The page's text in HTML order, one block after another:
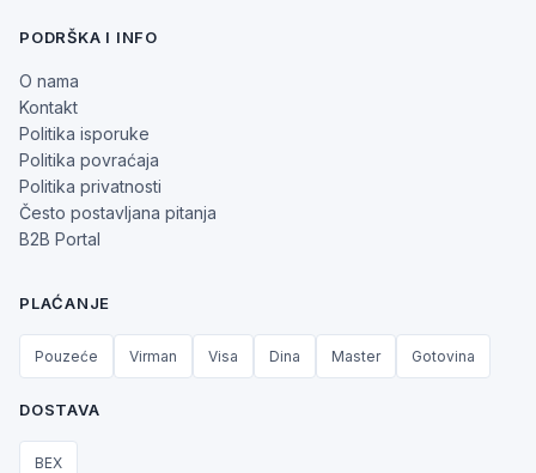
PODRŠKA I INFO
O nama
Kontakt
Politika isporuke
Politika povraćaja
Politika privatnosti
Često postavljana pitanja
B2B Portal
PLAĆANJE
Pouzeće Virman Visa Dina Master Gotovina
DOSTAVA
BEX